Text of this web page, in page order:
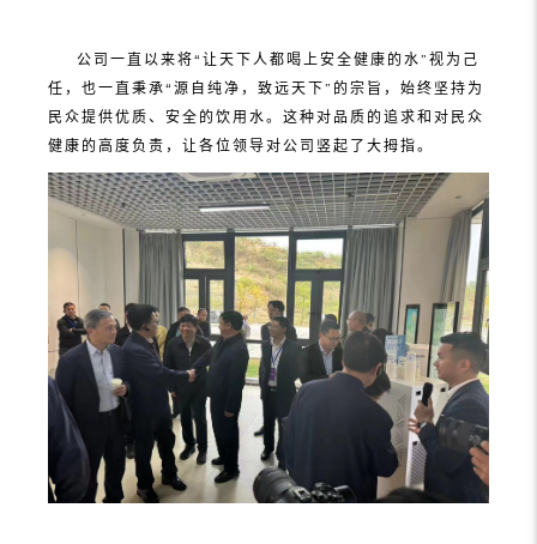
公司一直以来将“让天下人都喝上安全健康的水”视为己
任，也一直秉承“源自纯净，致远天下”的宗旨，始终坚持为
民众提供优质、安全的饮用水。这种对品质的追求和对民众
健康的高度负责，让各位领导对公司竖起了大拇指。